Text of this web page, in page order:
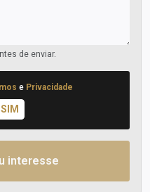
de enviar.
e Privacidade
interesse